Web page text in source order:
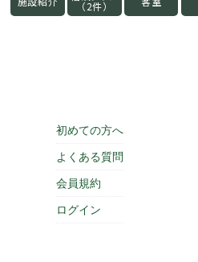
（2件）
初めての方へ
よくある質問
会員規約
ログイン